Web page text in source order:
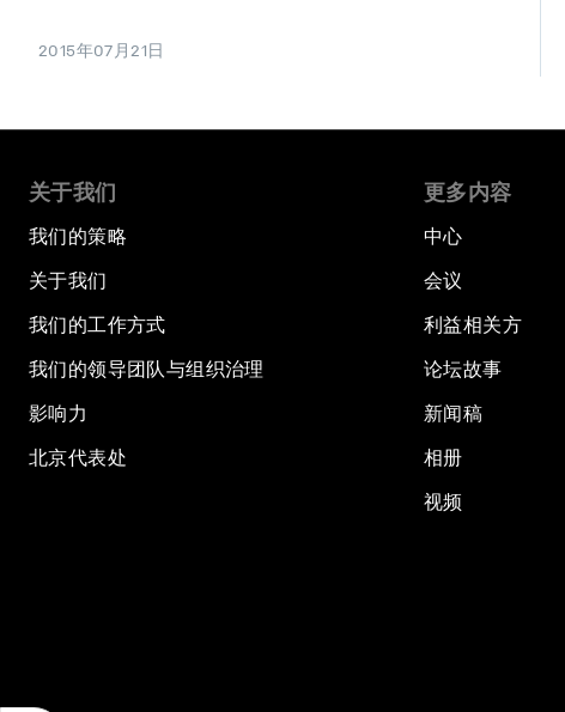
2015年07月21日
关于我们
我们的策略
关于我们
我们的工作方式
我们的领导团队与组织治理
影响力
北京代表处
更多内容
中心
会议
利益相关方
论坛故事
新闻稿
相册
视频